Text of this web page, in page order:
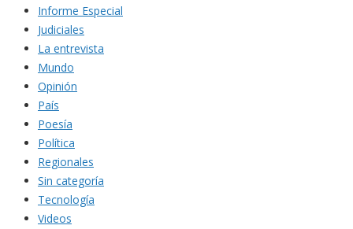
Informe Especial
Judiciales
La entrevista
Mundo
Opinión
País
Poesía
Política
Regionales
Sin categoría
Tecnología
Videos